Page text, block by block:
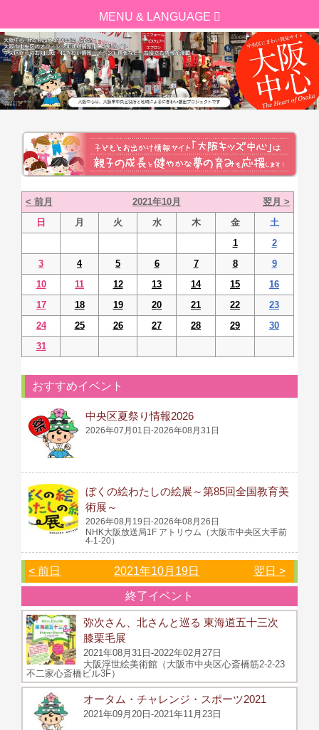
< 前月 2021年10月
翌月 >
日
月 火 水 木 金
土
1
2
3
4 5 6 7 8
9
10
11 12 13 14 15
16
17
18 19 20 21 22
23
24
25 26 27 28 29
30
31
おすすめイベント
中央区夏祭り情報2026
2026年07月01日-2026年08月31日
ぼくの絵わたしの絵展～第85回全国教育美
術展～
2026年08月19日-2026年08月26日
NHK大阪放送局1F アトリウム（大阪市中央区大手前
4-1-20）
< 前日 2021年10月19日 翌日 >
終了イベント
弥次さん、北さんと巡る 東海道五十三次
膝栗毛展
2021年08月31日-2022年02月27日
大阪浮世絵美術館（大阪市中央区心斎橋筋2-2-23
不二家心斎橋ビル3F）
オータム・チャレンジ・スポーツ2021
2021年09月20日-2021年11月23日